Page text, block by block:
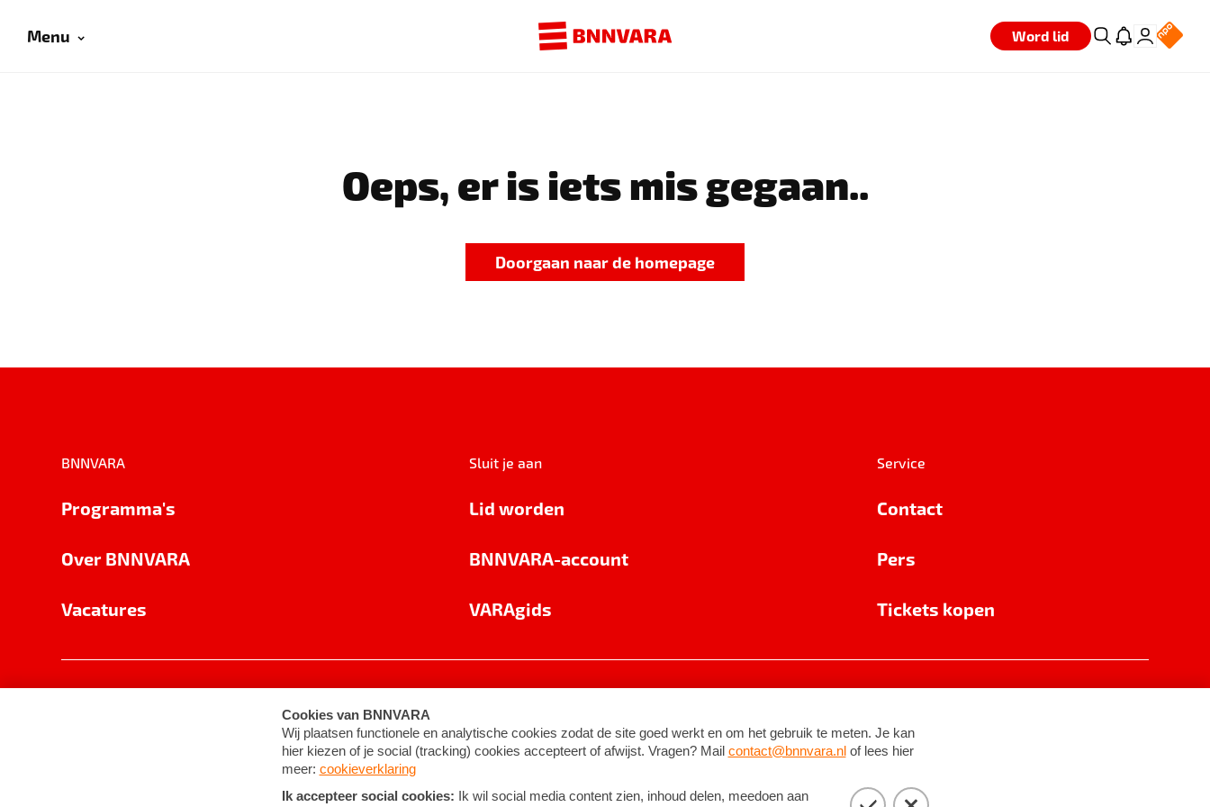
Menu Word lid
Oeps, er is iets mis gegaan..
Doorgaan naar de homepage
BNNVARA
Programma's
Over BNNVARA
Vacatures
Sluit je aan
Lid worden
BNNVARA-account
VARAgids
Service
Contact
Pers
Tickets kopen
Cookie-instellingen Algemene voorwaarden ©2026BNNVARA